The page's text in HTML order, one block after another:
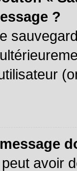
?
peut avoir